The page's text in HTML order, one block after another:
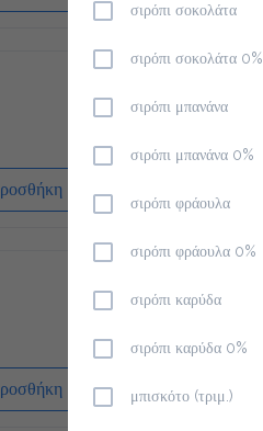
σιρόπι σοκολάτα
σιρόπι σοκολάτα 0%
σιρόπι μπανάνα
σιρόπι μπανάνα 0%
σιρόπι φράουλα
σιρόπι φράουλα 0%
σιρόπι καρύδα
σιρόπι καρύδα 0%
μπισκότο (τριμ.)